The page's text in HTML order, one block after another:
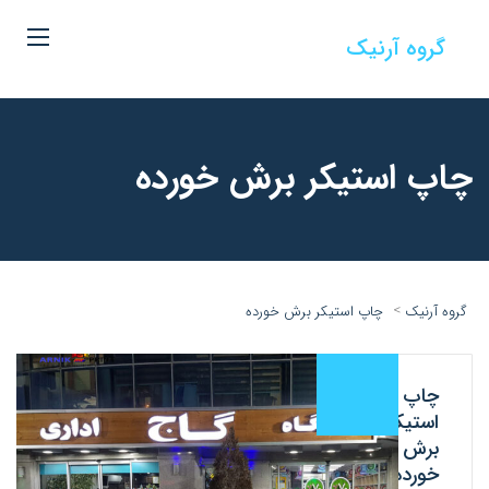
گروه آرنیک
چاپ استیکر برش خورده
گروه آرنیک > چاپ استیکر برش خورده
چاپ
استیکر
برش
خورده